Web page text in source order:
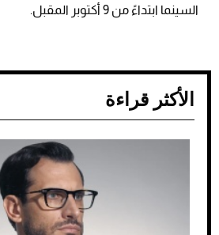
السينما ابتداءً من 9 أكتوبر المقبل.
الأكثر قراءة